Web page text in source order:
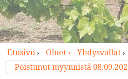
Etusivu› Oluet › Yhdysvallat›
Poistunut myynnistä